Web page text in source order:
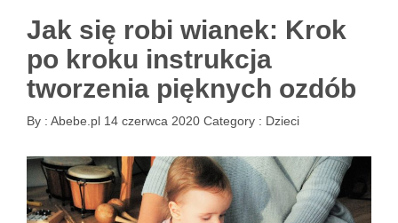
Jak się robi wianek: Krok
po kroku instrukcja
tworzenia pięknych ozdób
By : Abebe.pl 14 czerwca 2020 Category : Dzieci